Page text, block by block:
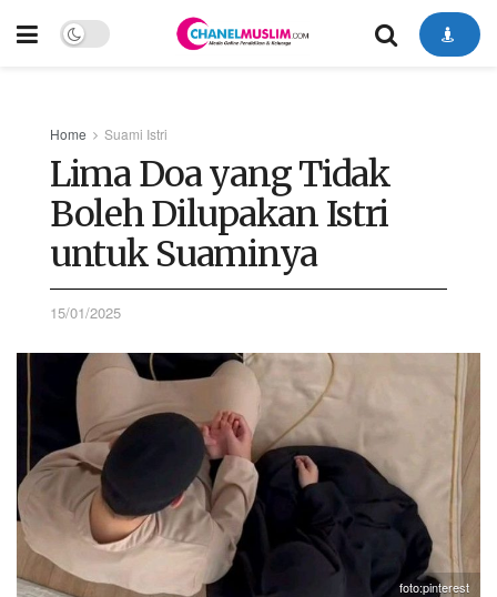
Home Suami Istri
Lima Doa yang Tidak
Boleh Dilupakan Istri
untuk Suaminya
15/01/2025
foto:pinterest